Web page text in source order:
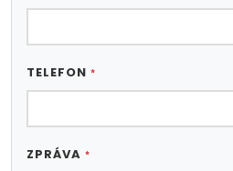
TELEFON *
ZPRÁVA *